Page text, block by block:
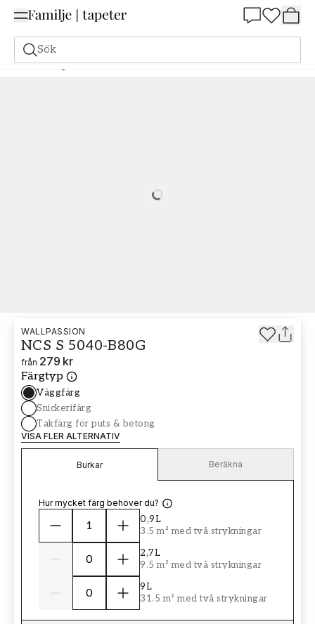
Sök
Målarfärg Beställ utifrån NCS Beställ utifrån NCS 5040-B80G
Loading…
WALLPASSION
NCS S 5040-B80G
från 279 kr
Färgtyp
Väggfärg
Snickerifärg
Takfärg för puts & betong
VISA FLER ALTERNATIV
Burkar Beräkna
Hur mycket färg behöver du?
0,9L
3.5 m² med två strykningar
2,7L
9.5 m² med två strykningar
9L
31.5 m² med två strykningar